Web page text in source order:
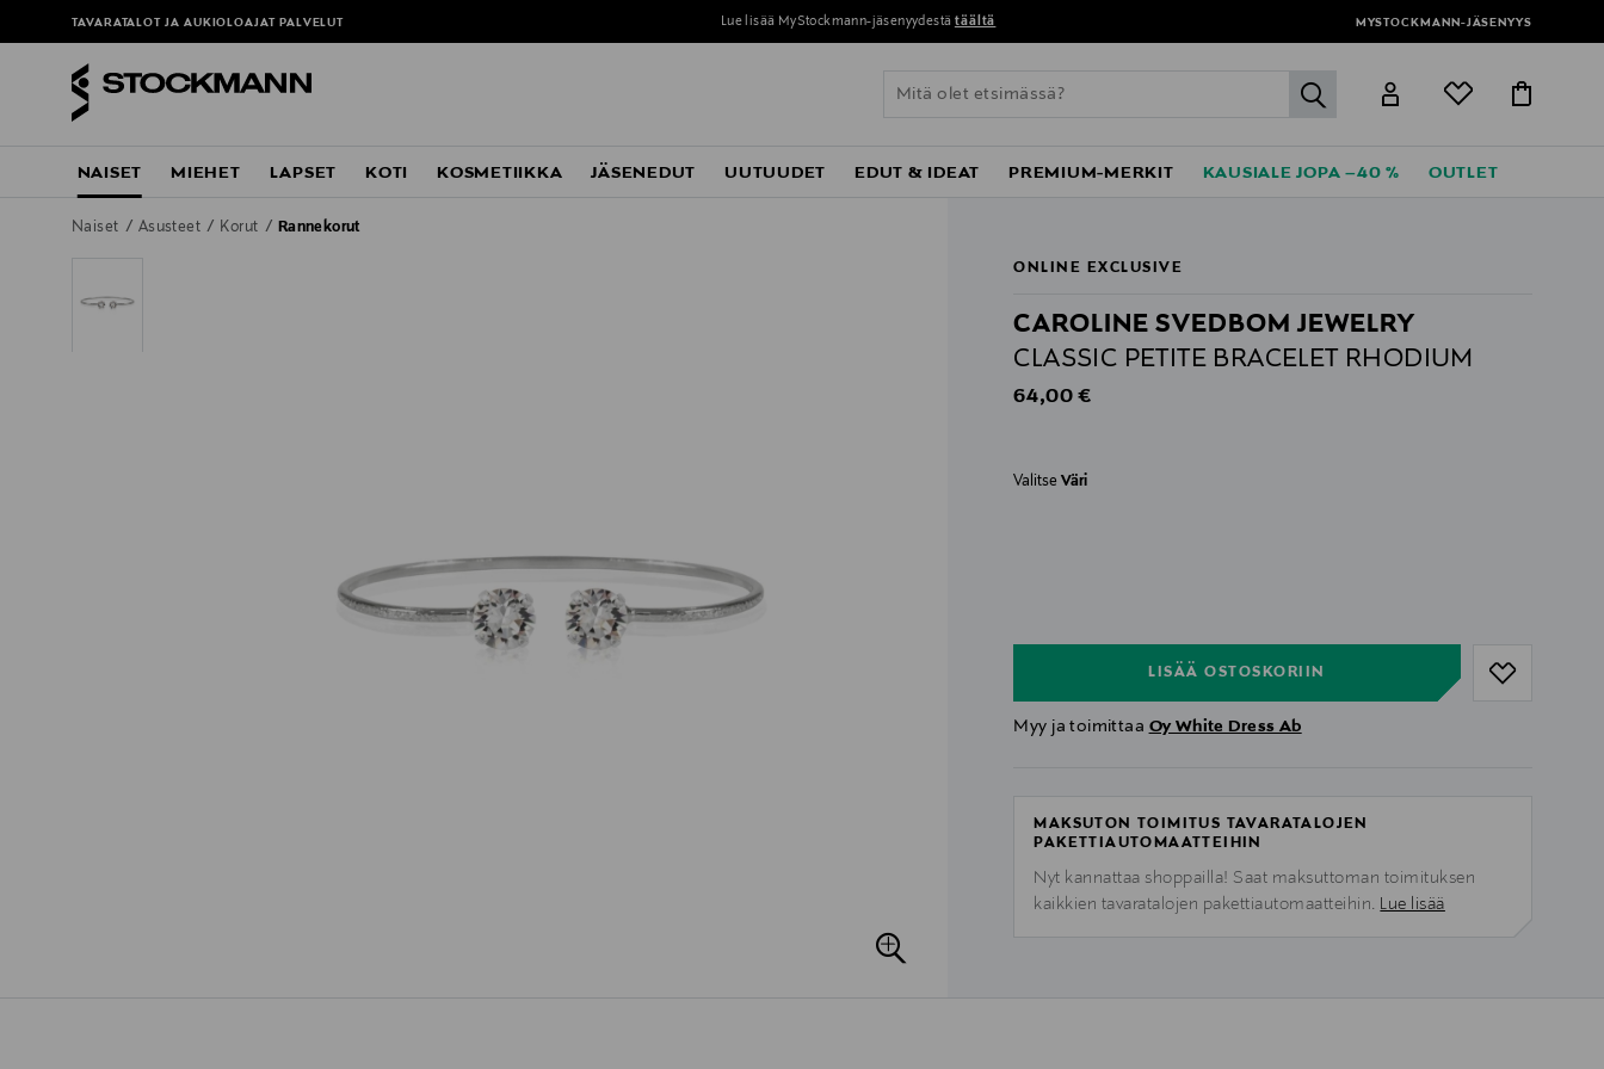
TAVARATALOT JA AUKIOLOAJAT PALVELUT Lue lisää MyStockmann-jäsenyydestä täältä MYSTOCKMANN-JÄSENYYS
label.header.go
NAISET MIEHET LAPSET KOTI KOSMETIIKKA JÄSENEDUT UUTUUDET EDUT & IDEAT PREMIUM-MERKIT KAUSIALE JOPA –40 % OUTLET
Naiset Asusteet Korut Rannekorut
ONLINE EXCLUSIVE
CAROLINE SVEDBOM JEWELRY
CLASSIC PETITE BRACELET RHODIUM
Original Price
64,00 €
ValitseVäri
LISÄÄ OSTOSKORIIN
Myy ja toimittaa Oy White Dress Ab
MAKSUTON TOIMITUS TAVARATALOJEN
PAKETTIAUTOMAATTEIHIN
Nyt kannattaa shoppailla! Saat maksuttoman toimituksen
kaikkien tavaratalojen pakettiautomaatteihin. Lue lisää